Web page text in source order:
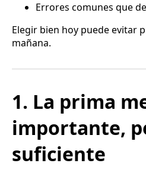
Errores comunes que
Elegir bien hoy puede evitar
mañana.
1. La prima
importante,
suficiente